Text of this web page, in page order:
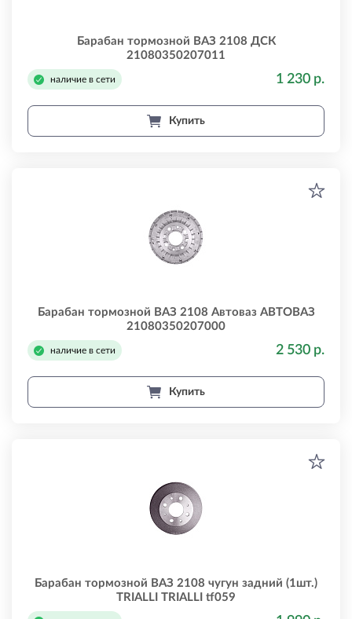
Барабан тормозной ВАЗ 2108 ДСК
21080350207011
наличие в сети 1 230 р.
Купить
Барабан тормозной ВАЗ 2108 Автоваз АВТОВАЗ
21080350207000
наличие в сети 2 530 р.
Купить
Барабан тормозной ВАЗ 2108 чугун задний (1шт.)
TRIALLI TRIALLI tf059